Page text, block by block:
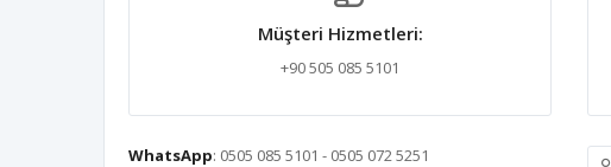
Müşteri Hizmetleri:
+90 505 085 5101
WhatsApp: 0505 085 5101 - 0505 072 5251